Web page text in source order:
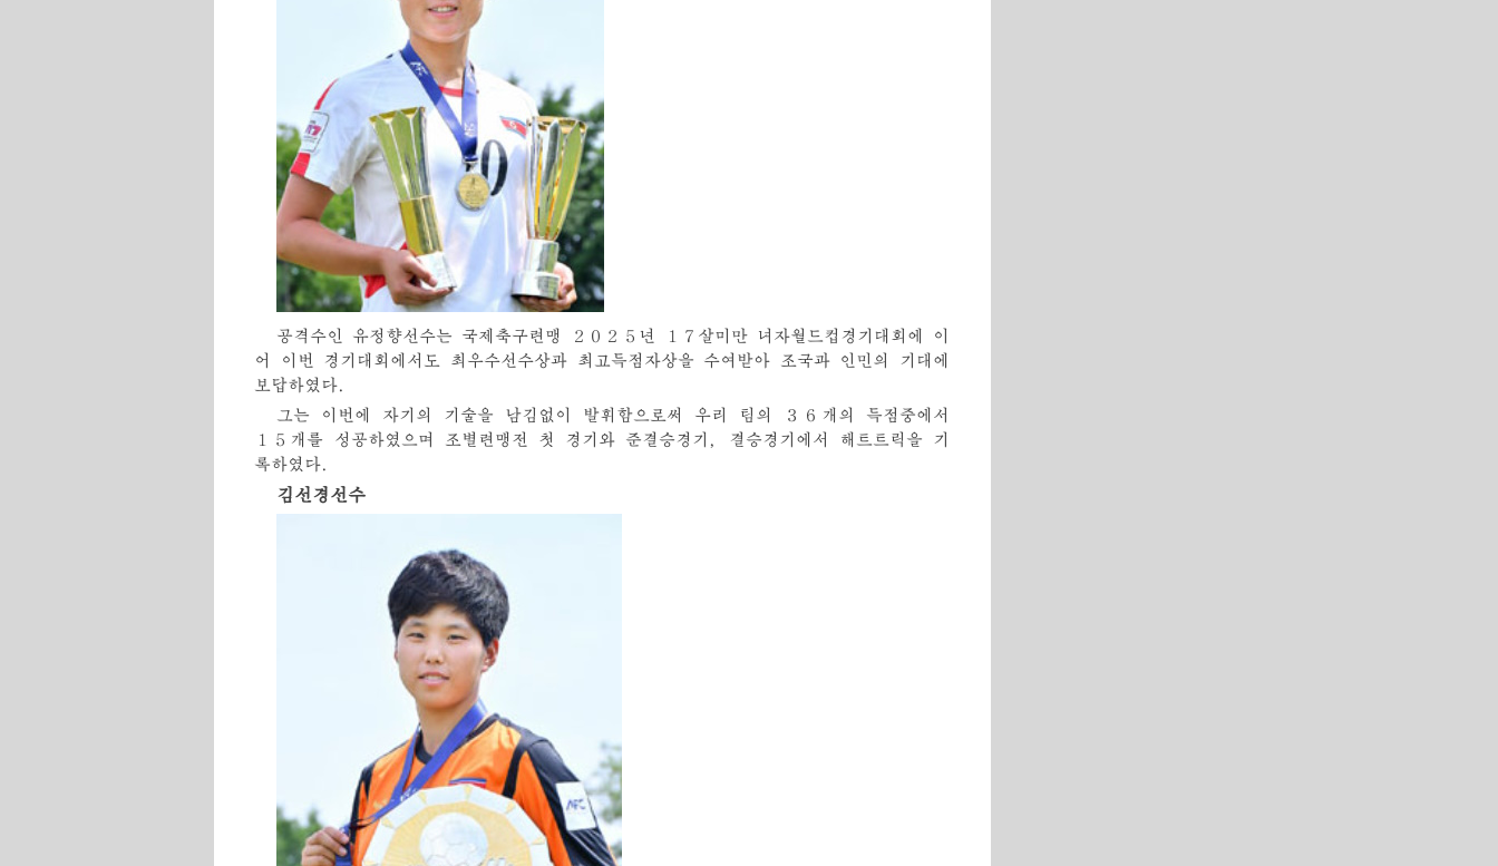
공격수인 유정향선수는 국제축구련맹 ２０２５년 １７살미만 녀자월드컵경기대회에 이
어 이번 경기대회에서도 최우수선수상과 최고득점자상을 수여받아 조국과 인민의 기대에
보답하였다.
그는 이번에 자기의 기술을 남김없이 발휘함으로써 우리 팀의 ３６개의 득점중에서
１５개를 성공하였으며 조별련맹전 첫 경기와 준결승경기, 결승경기에서 해트트릭을 기
록하였다.
김선경선수